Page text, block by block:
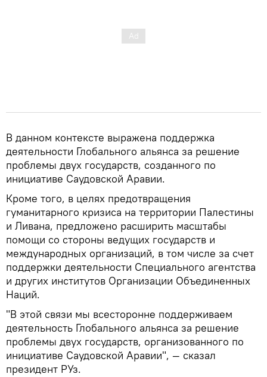
В данном контексте выражена поддержка
деятельности Глобального альянса за решение
проблемы двух государств, созданного по
инициативе Саудовской Аравии.
Кроме того, в целях предотвращения
гуманитарного кризиса на территории Палестины
и Ливана, предложено расширить масштабы
помощи со стороны ведущих государств и
международных организаций, в том числе за счет
поддержки деятельности Специального агентства
и других институтов Организации Объединенных
Наций.
"В этой связи мы всесторонне поддерживаем
деятельность Глобального альянса за решение
проблемы двух государств, организованного по
инициативе Саудовской Аравии", — сказал
президент РУз.